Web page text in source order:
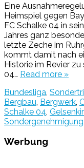
Eine
Heimspiel gegen
FC Schalke 04 in
Jahres ganz
letzte Zeche im
kommt damit nach
Historie im Revier zu
04… Read more »
Bundesliga
Bergbau Bergwerk
Schalke 04
Sondergenehmigung
Werbung